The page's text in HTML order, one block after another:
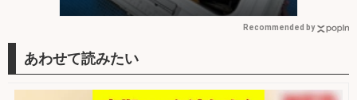
レポート
Recommended by